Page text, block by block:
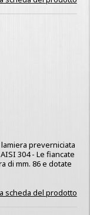
preverniciata
304 - Le fiancate
di mm. 86 e dotate
scheda del prodotto